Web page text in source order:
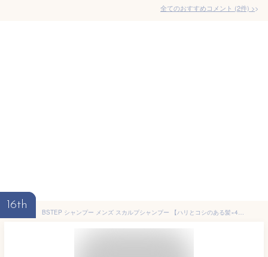
全てのおすすめコメント (2件) >
16th
BSTEP シャンプー メンズ スカルプシャンプー 【ハリとコシのある髪×400ml】